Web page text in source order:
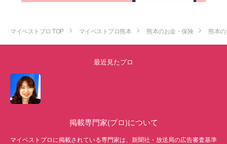
マイベストプロ TOP マイベストプロ熊本 熊本のお金・保険 熊本
最近見たプロ
掲載専門家(プロ)について
マイベストプロに掲載されている専門家は、新聞社・放送局の広告審査基準